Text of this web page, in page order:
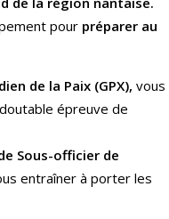
pour préparer au
de la Paix (GPX), vous
épreuve de
Sous-officier de
entraîner à porter les